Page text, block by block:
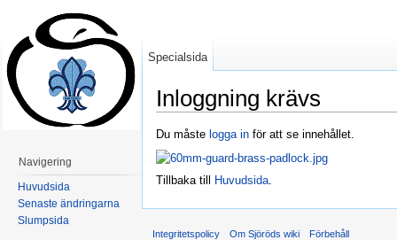
Inloggning krävs
Du måste logga in för att se innehållet.
Tillbaka till Huvudsida
Specialsida
Navigering
Huvudsida
Senaste ändringarna
Slumpsida
Integritetspolicy Om Sjöröds wiki Förbehåll